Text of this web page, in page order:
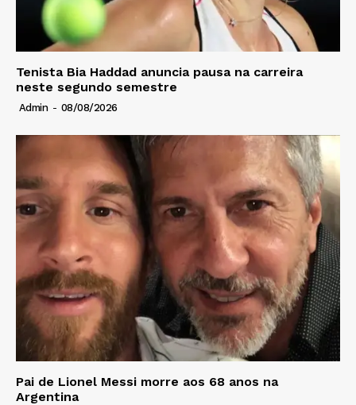
Tenista Bia Haddad anuncia pausa na carreira
neste segundo semestre
Admin - 08/08/2026
Pai de Lionel Messi morre aos 68 anos na
Argentina